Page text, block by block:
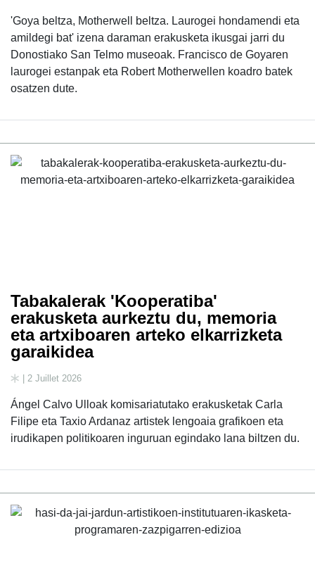
'Goya beltza, Motherwell beltza. Laurogei hondamendi eta
amildegi bat' izena daraman erakusketa ikusgai jarri du
Donostiako San Telmo museoak. Francisco de Goyaren
laurogei estanpak eta Robert Motherwellen koadro batek
osatzen dute.
Tabakalerak 'Kooperatiba'
erakusketa aurkeztu du, memoria
eta artxiboaren arteko elkarrizketa
garaikidea
| 2 Juillet 2026
Ángel Calvo Ulloak komisariatutako erakusketak Carla
Filipe eta Taxio Ardanaz artistek lengoaia grafikoen eta
irudikapen politikoaren inguruan egindako lana biltzen du.